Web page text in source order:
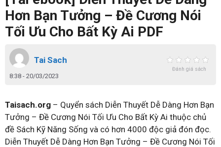
Hơn Bạn Tưởng – Đề Cương Nói
Tối Ưu Cho Bất Kỳ Ai PDF
Tai Sach
8:38 - 20/03/2023
Đánh giá sách
Taisach.org – Quyển sách Diễn Thuyết Dễ Dàng Hơn Bạn
Tưởng – Đề Cương Nói Tối Ưu Cho Bất Kỳ Ai thuộc chủ
đề Sách Kỹ Năng Sống và có hơn 4000 độc giả đón đọc.
Diễn Thuyết Dễ Dàng Hơn Bạn Tưởng – Đề Cương Nói Tối